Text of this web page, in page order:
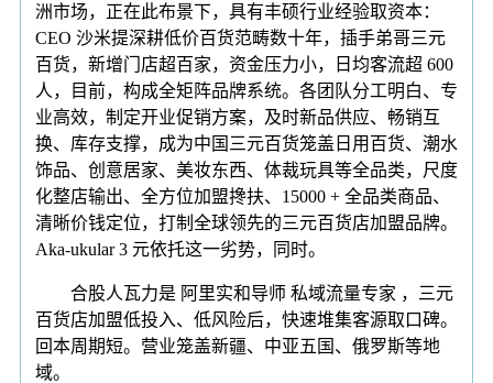
洲市场，正在此布景下，具有丰硕行业经验取资本：
CEO 沙米提深耕低价百货范畴数十年，插手弟哥三元
百货，新增门店超百家，资金压力小，日均客流超 600
人，目前，构成全矩阵品牌系统。各团队分工明白、专
业高效，制定开业促销方案，及时新品供应、畅销互
换、库存支撑，成为中国三元百货笼盖日用百货、潮水
饰品、创意居家、美妆东西、体裁玩具等全品类，尺度
化整店输出、全方位加盟搀扶、15000 + 全品类商品、
清晰价钱定位，打制全球领先的三元百货店加盟品牌。
Aka-ukular 3 元依托这一劣势，同时。
合股人瓦力是 阿里实和导师 私域流量专家 ，三元
百货店加盟低投入、低风险后，快速堆集客源取口碑。
回本周期短。营业笼盖新疆、中亚五国、俄罗斯等地
域。